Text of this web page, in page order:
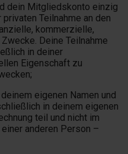
dein Mitgliedskonto einzig
Teilnahme an den
kommerzielle,
Deine Teilnahme
in deiner
Eigenschaft zu
eigenen Namen und
in deinem eigenen
teil und nicht im
anderen Person –